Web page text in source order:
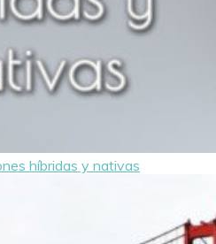
híbridas y nativas